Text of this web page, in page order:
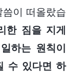
이 떠올랐습
한 짐을 지게
하는 원칙이
수 있다면 하